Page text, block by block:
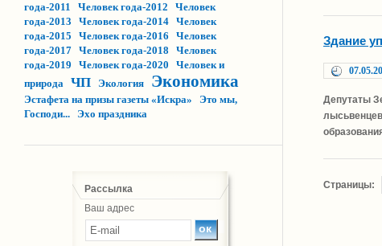
года-2011
Человек года-2012
Человек
года-2013
Человек года-2014 Человек
года-2015
Человек года-2016
Человек
года-2017 Человек года-2018
Человек
года-2019
Человек года-2020
Человек и
природа ЧП Экология Экономика
Эстафета на призы газеты «Искра»
Это мы,
Господи...
Эхо праздника
Рассылка
Ваш адрес
Здание
Депутаты
Страницы: